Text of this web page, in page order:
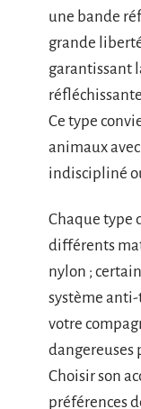
une bande
grande
garantissant
Ce type
animaux
indiscipliné
Chaque type
différents
nylon ;
système
votre
dangereuses
Choisir son
préférences